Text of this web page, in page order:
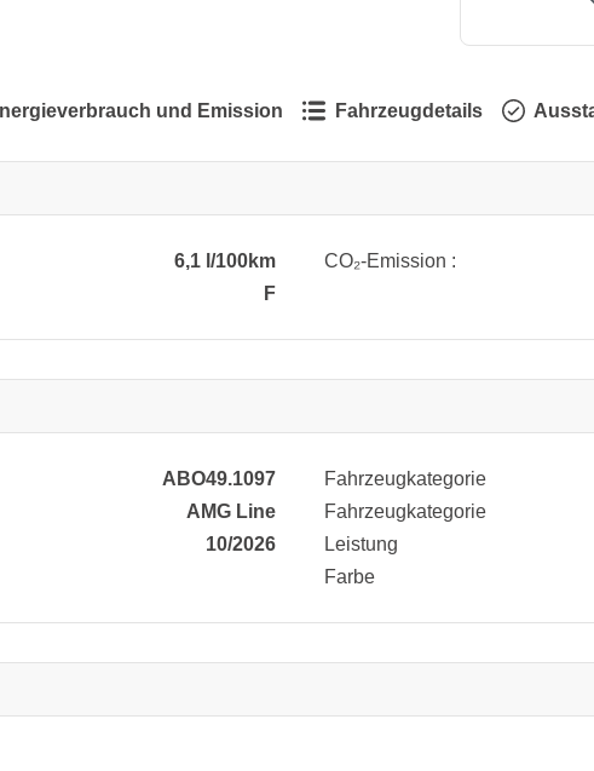
und Emission Fahrzeugdetails
6,1 l/100km CO₂-Emission :
F
ABO49.1097
AMG Line
10/2026
Fahrzeugkategorie
Fahrzeugkategorie
Leistung
Farbe